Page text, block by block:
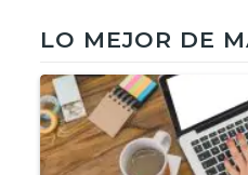
LO MEJOR DE